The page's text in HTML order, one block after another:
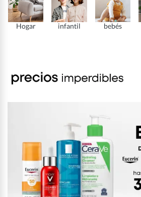
Hogar infantil bebés